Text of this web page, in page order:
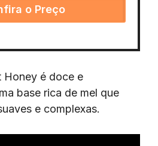
o Preço
Honey é doce e
base rica de mel que
e complexas.